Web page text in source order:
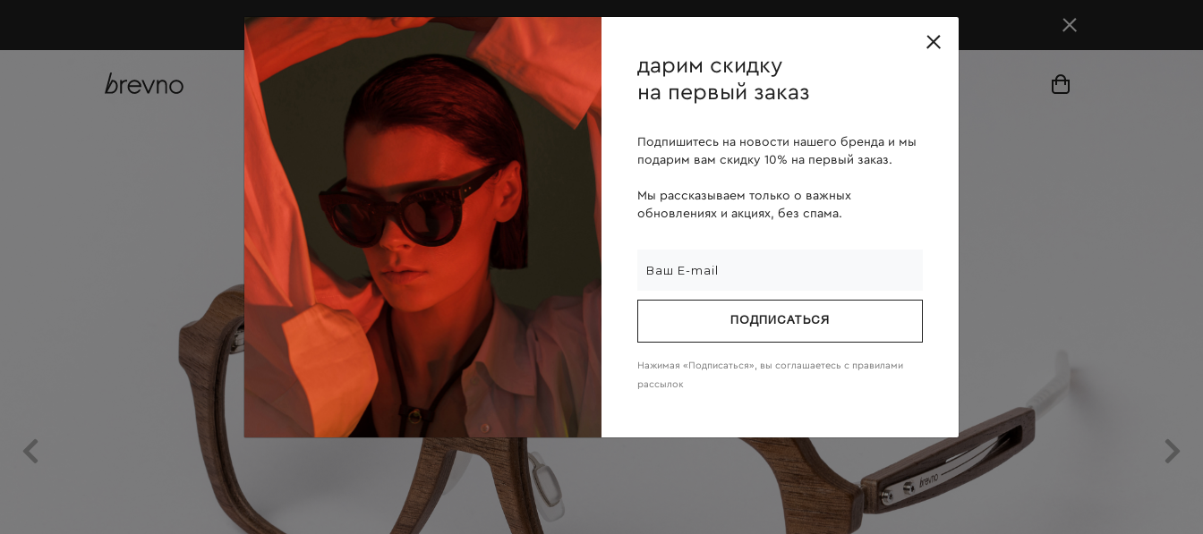
ОПЛАТА ПОСЛЕ ПРИМЕРКИ
купить онлайн линзы о компании
дарим скидку
на первый заказ
Подпишитесь на новости нашего бренда и мы
подарим вам скидку 10% на первый заказ.
Мы рассказываем только о важных
обновлениях и акциях, без спама.
ПОДПИСАТЬСЯ
Нажимая «Подписаться», вы соглашаетесь c правилами
рассылок